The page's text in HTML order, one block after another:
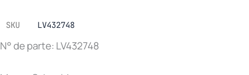
SKU LV432748
N° de parte: LV432748